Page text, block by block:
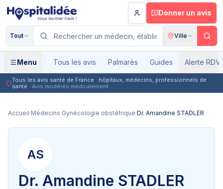
Aller au contenu principal
Donner un avis
Tout Ville
Menu Tous les avis Palmarès Guides Alerte RDV
Tous les avis santé de France : hôpitaux, médecins, professionnels de
santé · Avis modérés médicalement
Accueil·Médecins·Gynécologie obstétrique·Dr. Amandine STADLER
AS
Dr. Amandine STADLER